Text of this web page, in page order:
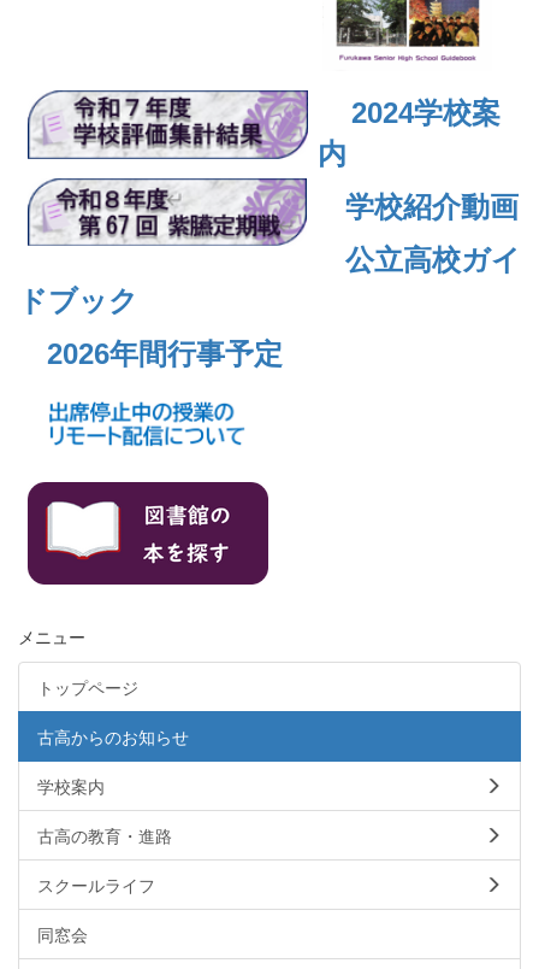
2024学校案
内
学校紹介動画
公立高校ガイ
ドブック
2026年間行事予定
メニュー
トップページ
古高からのお知らせ
学校案内
古高の教育・進路
スクールライフ
同窓会